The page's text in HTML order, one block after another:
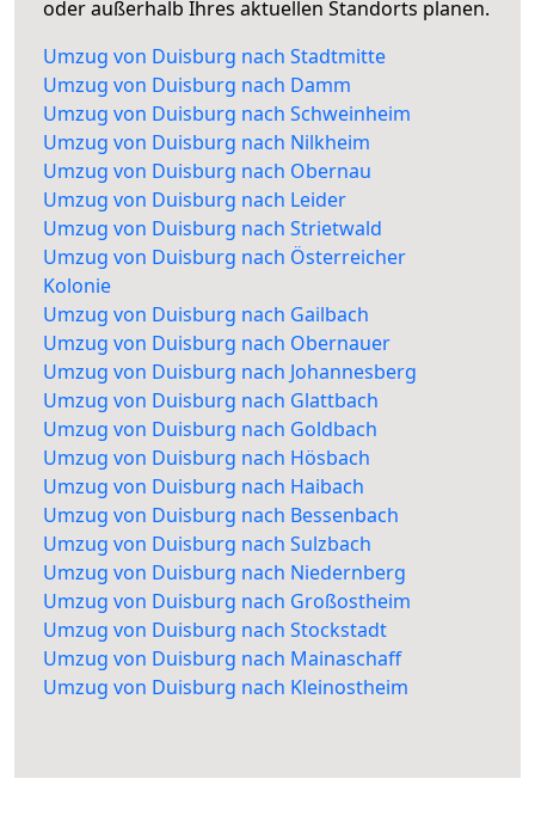
oder außerhalb Ihres aktuellen Standorts planen.
Umzug von Duisburg nach Stadtmitte
Umzug von Duisburg nach Damm
Umzug von Duisburg nach Schweinheim
Umzug von Duisburg nach Nilkheim
Umzug von Duisburg nach Obernau
Umzug von Duisburg nach Leider
Umzug von Duisburg nach Strietwald
Umzug von Duisburg nach Österreicher
Kolonie
Umzug von Duisburg nach Gailbach
Umzug von Duisburg nach Obernauer
Umzug von Duisburg nach Johannesberg
Umzug von Duisburg nach Glattbach
Umzug von Duisburg nach Goldbach
Umzug von Duisburg nach Hösbach
Umzug von Duisburg nach Haibach
Umzug von Duisburg nach Bessenbach
Umzug von Duisburg nach Sulzbach
Umzug von Duisburg nach Niedernberg
Umzug von Duisburg nach Großostheim
Umzug von Duisburg nach Stockstadt
Umzug von Duisburg nach Mainaschaff
Umzug von Duisburg nach Kleinostheim